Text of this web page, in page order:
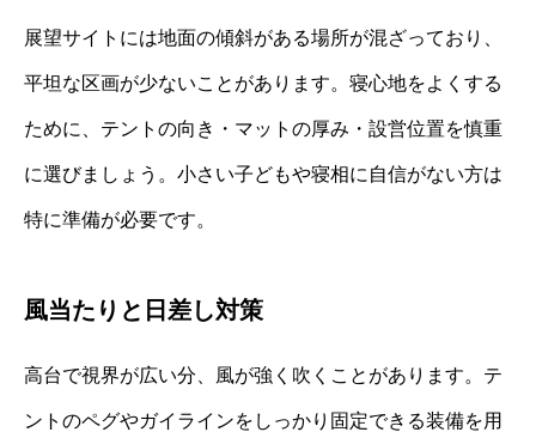
展望サイトには地面の傾斜がある場所が混ざっており、
平坦な区画が少ないことがあります。寝心地をよくする
ために、テントの向き・マットの厚み・設営位置を慎重
に選びましょう。小さい子どもや寝相に自信がない方は
特に準備が必要です。
風当たりと日差し対策
高台で視界が広い分、風が強く吹くことがあります。テ
ントのペグやガイラインをしっかり固定できる装備を用